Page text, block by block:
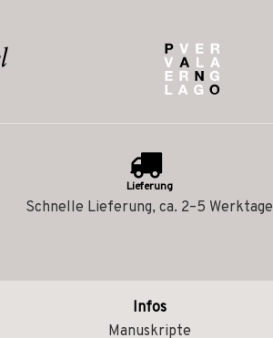
Lieferung
Schnelle Lieferung, ca. 2–5 Werktage
Infos
Manuskripte